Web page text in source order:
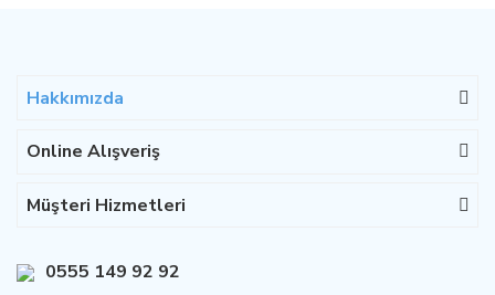
Hakkımızda
Online Alışveriş
Müşteri Hizmetleri
0555 149 92 92